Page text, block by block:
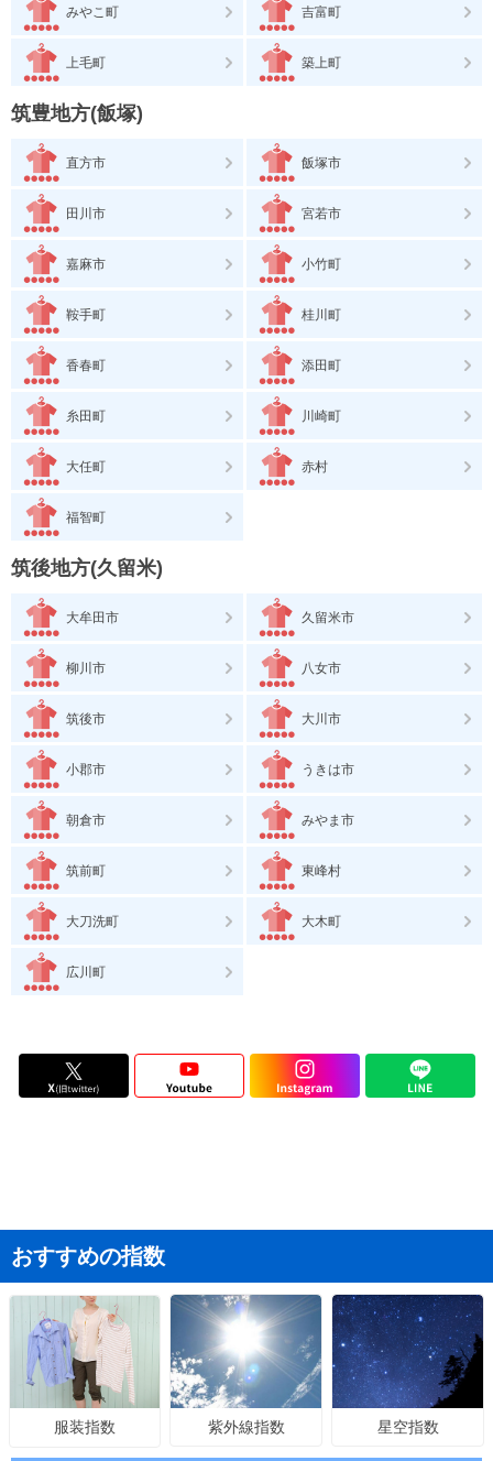
みやこ町 吉富町
上毛町 築上町
筑豊地方(飯塚)
直方市 飯塚市
田川市 宮若市
嘉麻市 小竹町
鞍手町 桂川町
香春町 添田町
糸田町 川崎町
大任町 赤村
福智町
筑後地方(久留米)
大牟田市 久留米市
柳川市 八女市
筑後市 大川市
小郡市 うきは市
朝倉市 みやま市
筑前町 東峰村
大刀洗町 大木町
広川町
おすすめの指数
服装指数 紫外線指数 星空指数